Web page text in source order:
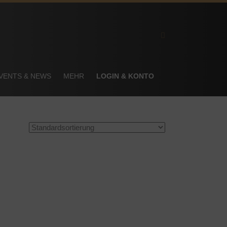
& NEWS MEHR LOGIN & KONTO